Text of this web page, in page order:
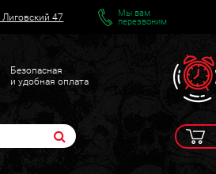
47
Мы вам
перезвоним
Безопасная
и удобная оплата